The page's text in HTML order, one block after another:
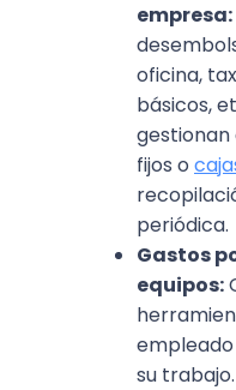
empresa:
oficina,
básicos,
gestionan
fijos o
periódica.
Gastos
equipos:
su trabajo.